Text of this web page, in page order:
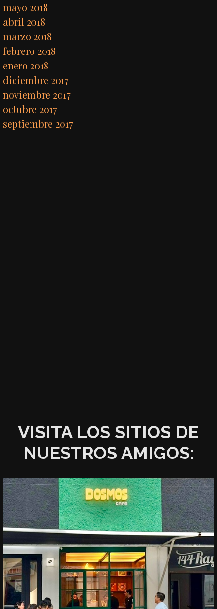
mayo 2018
abril 2018
marzo 2018
febrero 2018
enero 2018
diciembre 2017
noviembre 2017
octubre 2017
septiembre 2017
VISITA LOS SITIOS DE
NUESTROS AMIGOS: